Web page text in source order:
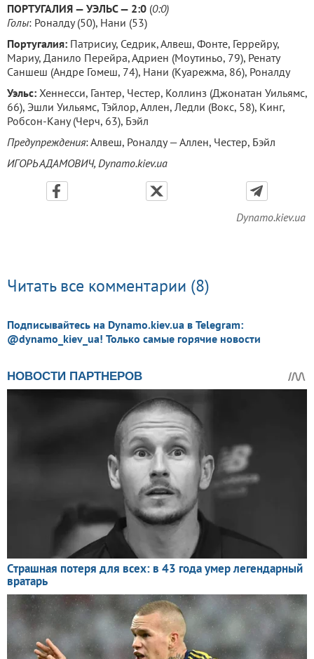
ПОРТУГАЛИЯ — УЭЛЬС — 2:0 (0:0)
Голы: Роналду (50), Нани (53)
Португалия: Патрисиу, Седрик, Алвеш, Фонте, Геррейру,
Мариу, Данило Перейра, Адриен (Моутиньо, 79), Ренату
Саншеш (Андре Гомеш, 74), Нани (Куарежма, 86), Роналду
Уэльс: Хеннесси, Гантер, Честер, Коллинз (Джонатан Уильямс,
66), Эшли Уильямс, Тэйлор, Аллен, Ледли (Вокс, 58), Кинг,
Робсон-Кану (Черч, 63), Бэйл
Предупреждения: Алвеш, Роналду — Аллен, Честер, Бэйл
ИГОРЬ АДАМОВИЧ, Dynamo.kiev.ua
Dynamo.kiev.ua
Читать все комментарии (8)
Подписывайтесь на Dynamo.kiev.ua в Telegram:
@dynamo_kiev_ua! Только самые горячие новости